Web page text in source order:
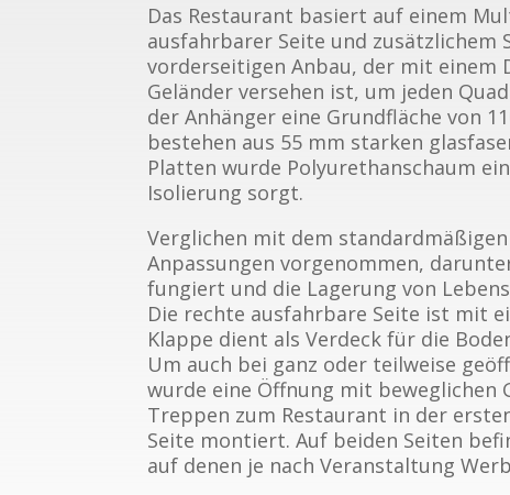
Das Restaurant basiert auf einem
ausfahrbarer Seite und zusätzlichem
vorderseitigen Anbau, der mit einem
Geländer versehen ist, um jeden
der Anhänger eine Grundfläche von
bestehen aus 55 mm starken
Platten wurde Polyurethanschaum
Isolierung sorgt.
Verglichen mit dem
Anpassungen vorgenommen,
fungiert und die Lagerung von
Die rechte ausfahrbare Seite ist mit
Klappe dient als Verdeck für die
Um auch bei ganz oder teilweise
wurde eine Öffnung mit beweglichen
Treppen zum Restaurant in der
Seite montiert. Auf beiden Seiten
auf denen je nach Veranstaltung